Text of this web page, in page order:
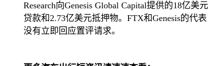
Research向Genesis Global Capital提供的18亿美元
贷款和2.73亿美元抵押物。FTX和Genesis的代表
没有立即回应置评请求。